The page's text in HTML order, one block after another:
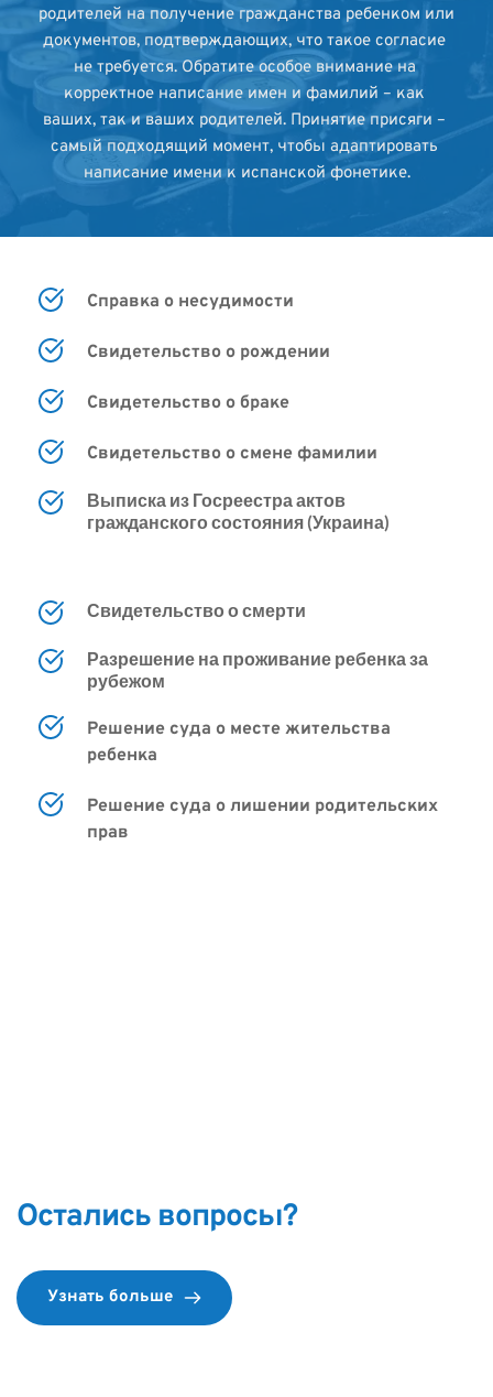
родителей на получение гражданства ребенком или
документов, подтверждающих, что такое согласие
не требуется. Обратите особое внимание на
корректное написание имен и фамилий – как
ваших, так и ваших родителей. Принятие присяги –
самый подходящий момент, чтобы адаптировать
написание имени к испанской фонетике.
Справка о несудимости
Свидетельство о рождении
Свидетельство о браке
Свидетельство о смене фамилии
Выписка из Госреестра актов
гражданского состояния (Украина)
Свидетельство о смерти
Разрешение на проживание ребенка за
рубежом
Решение суда о месте жительства
ребенка
Решение суда о лишении родительских
прав
Остались вопросы?
Узнать больше